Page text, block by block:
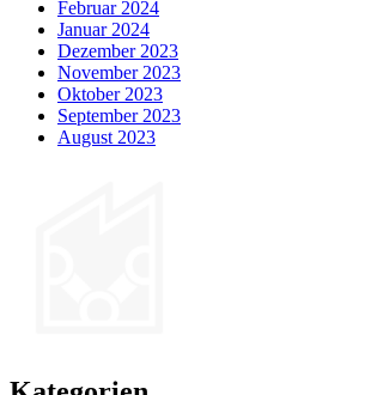
Februar 2024
Januar 2024
Dezember 2023
November 2023
Oktober 2023
September 2023
August 2023